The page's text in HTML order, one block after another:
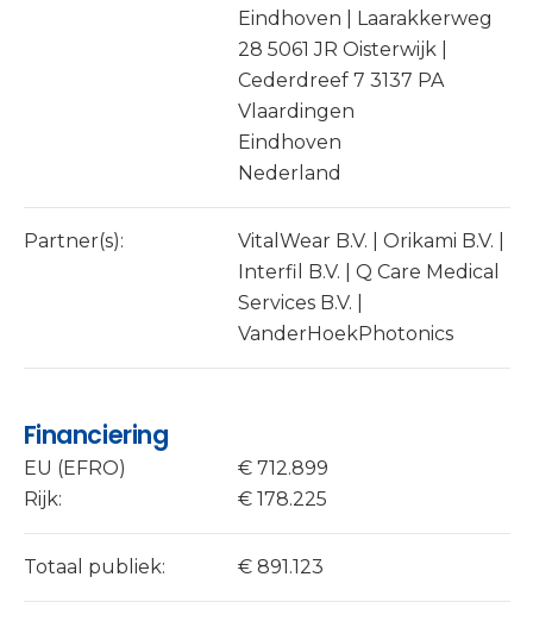
Eindhoven | Laarakkerweg
28 5061 JR Oisterwijk |
Cederdreef 7 3137 PA
Vlaardingen
Eindhoven
Nederland
Partner(s):
VitalWear B.V. | Orikami B.V. |
Interfil B.V. | Q Care Medical
Services B.V. |
VanderHoekPhotonics
Financiering
EU (EFRO)
€ 712.899
Rijk:
€ 178.225
Totaal publiek: € 891.123